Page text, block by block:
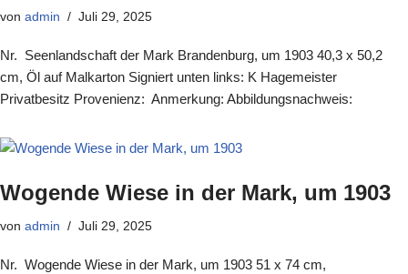
von admin Juli 29, 2025
Nr. Seenlandschaft der Mark Brandenburg, um 1903 40,3 x 50,2
cm, Öl auf Malkarton Signiert unten links: K Hagemeister
Privatbesitz Provenienz: Anmerkung: Abbildungsnachweis:
Wogende Wiese in der Mark, um 1903
von admin Juli 29, 2025
Nr. Wogende Wiese in der Mark, um 1903 51 x 74 cm,